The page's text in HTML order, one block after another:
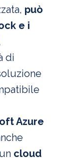
può
e i
di
Azure
cloud